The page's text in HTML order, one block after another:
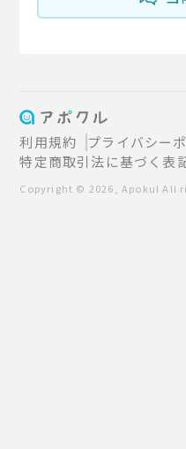
利用規約 プライバシー
特定商取引法に基づく表
Copyright © 2026, Apokul All